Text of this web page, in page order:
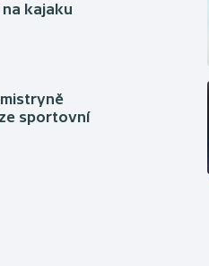
kajaku
sportovní